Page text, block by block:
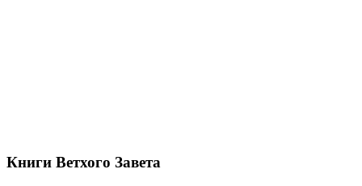
Книги Ветхого Завета